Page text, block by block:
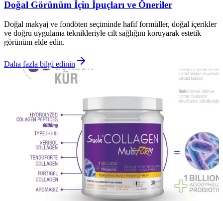
Doğal Görünüm İçin İpuçları ve Öneriler
Doğal makyaj ve fondöten seçiminde hafif formüller, doğal içerikler
ve doğru uygulama teknikleriyle cilt sağlığını koruyarak estetik
görünüm elde edin.
Daha fazla bilgi edinin